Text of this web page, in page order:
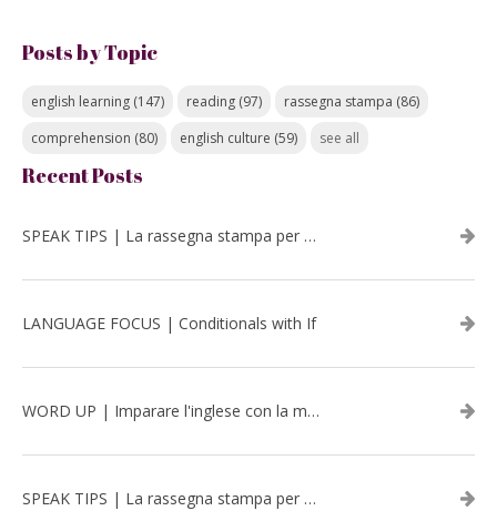
Posts by Topic
english learning (147) reading (97) rassegna stampa (86)
comprehension (80) english culture (59) see all
Recent Posts
SPEAK TIPS | La rassegna stampa per migliorare l’inglese - luglio 2026
LANGUAGE FOCUS | Conditionals with If
WORD UP | Imparare l'inglese con la musica: David Bowie
SPEAK TIPS | La rassegna stampa per migliorare l’inglese - aprile 2026